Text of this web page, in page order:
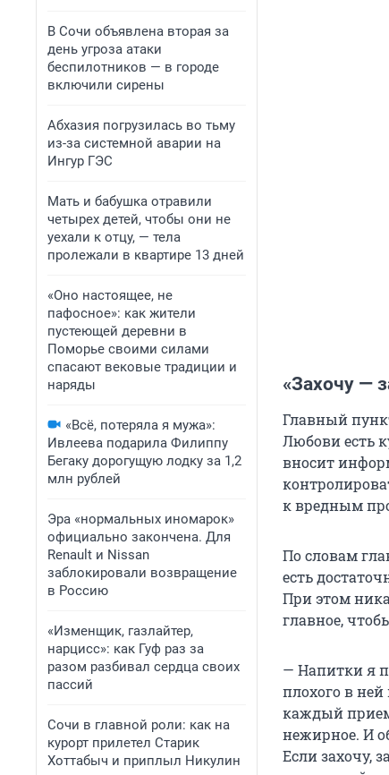
В Сочи объявлена вторая за
день угроза атаки
беспилотников — в городе
включили сирены
Абхазия погрузилась во тьму
из-за системной аварии на
Ингур ГЭС
Мать и бабушка отравили
четырех детей, чтобы они не
уехали к отцу, — тела
пролежали в квартире 13 дней
«Оно настоящее, не
пафосное»: как жители
пустеющей деревни в
Поморье своими силами
спасают вековые традиции и
наряды
«Всё, потеряла я мужа»:
Ивлеева подарила Филиппу
Бегаку дорогущую лодку за 1,2
млн рублей
Эра «нормальных иномарок»
официально закончена. Для
Renault и Nissan
заблокировали возвращение
в Россию
«Изменщик, газлайтер,
нарцисс»: как Гуф раз за
разом разбивал сердца своих
пассий
Сочи в главной роли: как на
курорт прилетел Старик
Хоттабыч и приплыл Никулин
«Захочу —
Главный
Любови есть
вносит
к вредным
По словам
есть
При этом
главное,
— Напитки я
плохого в
каждый
нежирное. И
Если захочу,